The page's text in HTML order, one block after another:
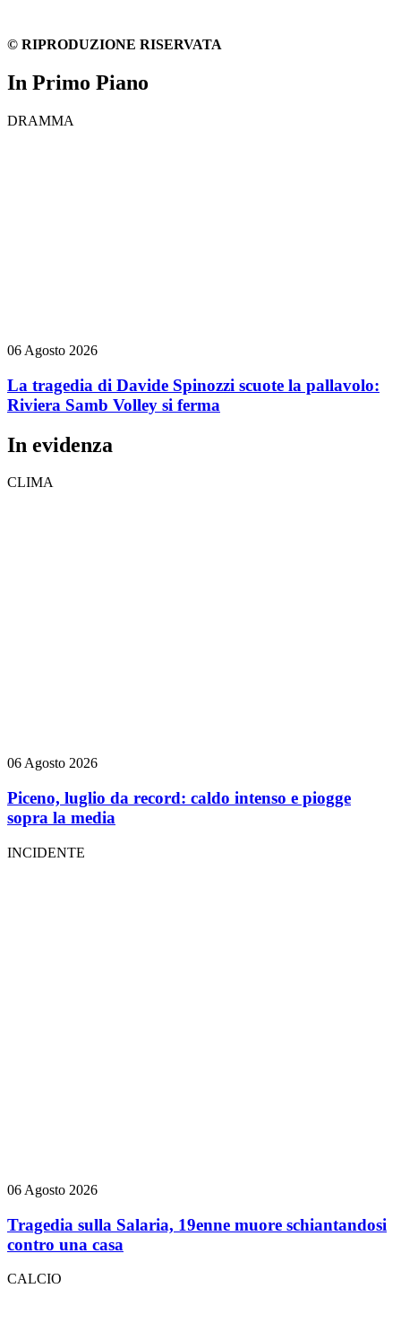
© RIPRODUZIONE RISERVATA
In Primo Piano
DRAMMA
06 Agosto 2026
La tragedia di Davide Spinozzi scuote la pallavolo:
Riviera Samb Volley si ferma
In evidenza
CLIMA
06 Agosto 2026
Piceno, luglio da record: caldo intenso e piogge
sopra la media
INCIDENTE
06 Agosto 2026
Tragedia sulla Salaria, 19enne muore schiantandosi
contro una casa
CALCIO